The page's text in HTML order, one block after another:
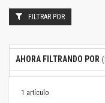
1 artículo
FILTRAR POR
AHORA FILTRANDO POR